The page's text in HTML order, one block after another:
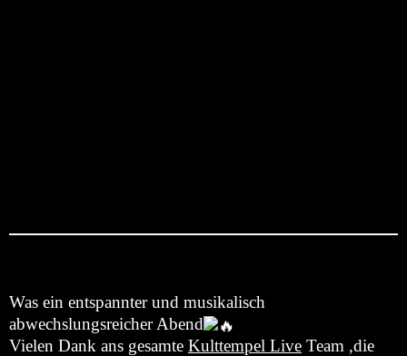
Was ein entspannter und musikalisch
abwechslungsreicher Abend
Vielen Dank ans gesamte Kulttempel Live Team ,die